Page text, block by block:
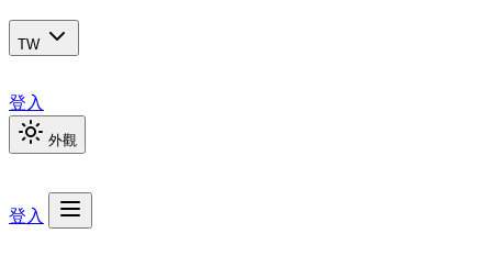
TW
登入
外觀
登入